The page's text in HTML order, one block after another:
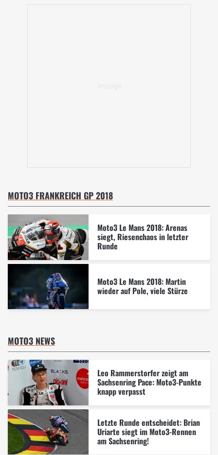
MOTO3 FRANKREICH GP 2018
Moto3 Le Mans 2018: Arenas
siegt, Riesenchaos in letzter
Runde
Moto3 Le Mans 2018: Martin
wieder auf Pole, viele Stürze
MOTO3 NEWS
Leo Rammerstorfer zeigt am
Sachsenring Pace: Moto3-Punkte
knapp verpasst
Letzte Runde entscheidet: Brian
Uriarte siegt im Moto3-Rennen
am Sachsenring!